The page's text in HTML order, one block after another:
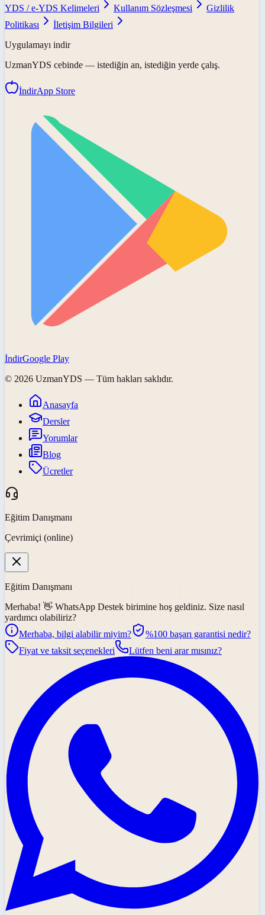
YDS / e-YDS Kelimeleri
Kullanım Sözleşmesi
Gizlilik
Politikası
İletişim Bilgileri
Uygulamayı indir
UzmanYDS cebinde — istediğin an, istediğin yerde çalış.
İndirApp Store
İndirGoogle Play
© 2026 UzmanYDS — Tüm hakları saklıdır.
Anasayfa
Dersler
Yorumlar
Blog
Ücretler
Eğitim Danışmanı
Çevrimiçi (online)
Eğitim Danışmanı
Merhaba! 👋 WhatsApp Destek birimine hoş geldiniz. Size nasıl
yardımcı olabiliriz?
Merhaba, bilgi alabilir miyim?
%100 başarı garantisi nedir?
Fiyat ve taksit seçenekleri
Lütfen beni arar mısınız?